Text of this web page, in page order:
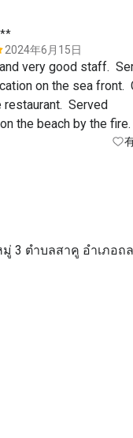
2024年6月15日
very good staff.
on the sea front.
Served
the beach by the fire.
Happy hour helped.
3 ตำบลสาคู อำเภอถ